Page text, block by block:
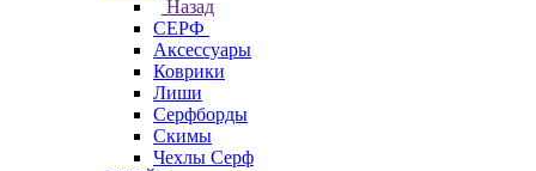
Назад
СЕРФ
Аксессуары
Коврики
Лиши
Серфборды
Скимы
Чехлы Cерф